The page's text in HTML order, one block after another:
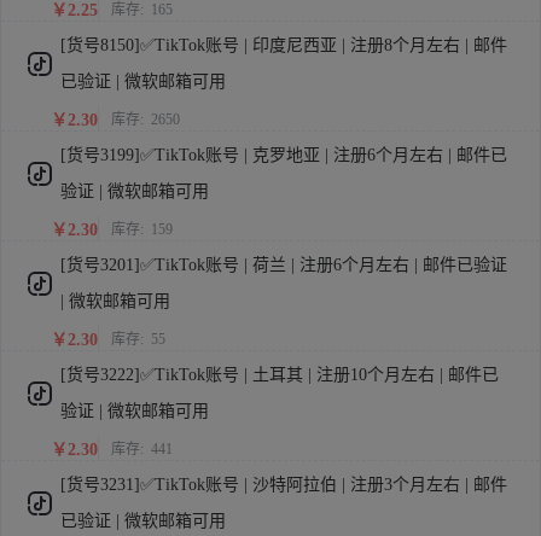
￥2.25 库存: 165
[货号8150]✅TikTok账号 | 印度尼西亚 | 注册8个月左右 | 邮件
已验证 | 微软邮箱可用
￥2.30 库存: 2650
[货号3199]✅TikTok账号 | 克罗地亚 | 注册6个月左右 | 邮件已
验证 | 微软邮箱可用
￥2.30 库存: 159
[货号3201]✅TikTok账号 | 荷兰 | 注册6个月左右 | 邮件已验证
| 微软邮箱可用
￥2.30 库存: 55
[货号3222]✅TikTok账号 | 土耳其 | 注册10个月左右 | 邮件已
验证 | 微软邮箱可用
￥2.30 库存: 441
[货号3231]✅TikTok账号 | 沙特阿拉伯 | 注册3个月左右 | 邮件
已验证 | 微软邮箱可用